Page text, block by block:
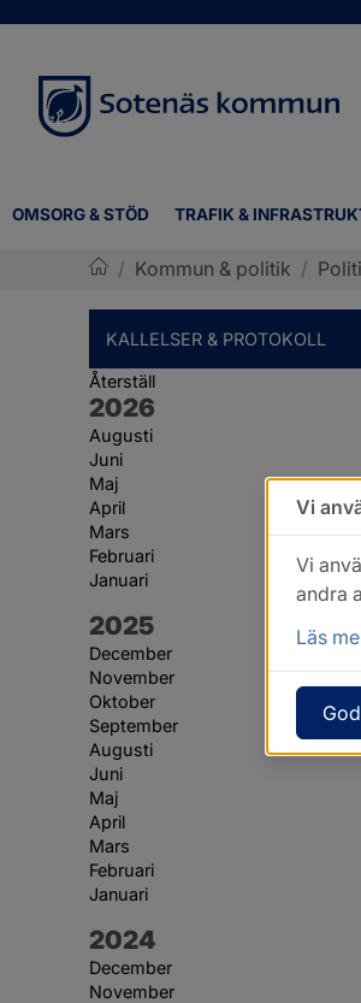
OMSORG & STÖD TRAFIK &
/ Kommun & politik /
KALLELSER & PROTOKOLL
Återställ
År:
2026
Augusti
Juni
Maj
April
Mars
Februari
Januari
År:
2025
December
November
Oktober
September
Augusti
Juni
Maj
April
Mars
Februari
Januari
År:
2024
December
November
Vi
Vi
andra
Läs